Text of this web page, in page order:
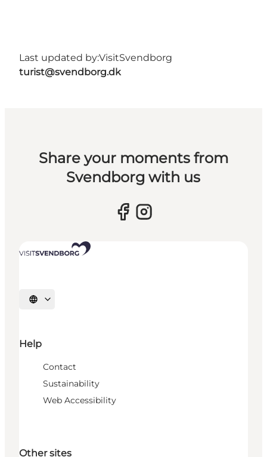
Last updated by:VisitSvendborg
turist@svendborg.dk
Share your moments from
Svendborg with us
Select language
Help
Contact
Sustainability
Web Accessibility
Other sites